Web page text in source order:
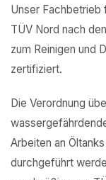
Unser Fachbetrieb
TÜV Nord nach
zum Reinigen und
zertifiziert.
Die Verordnung
Arbeiten an
durchgeführt